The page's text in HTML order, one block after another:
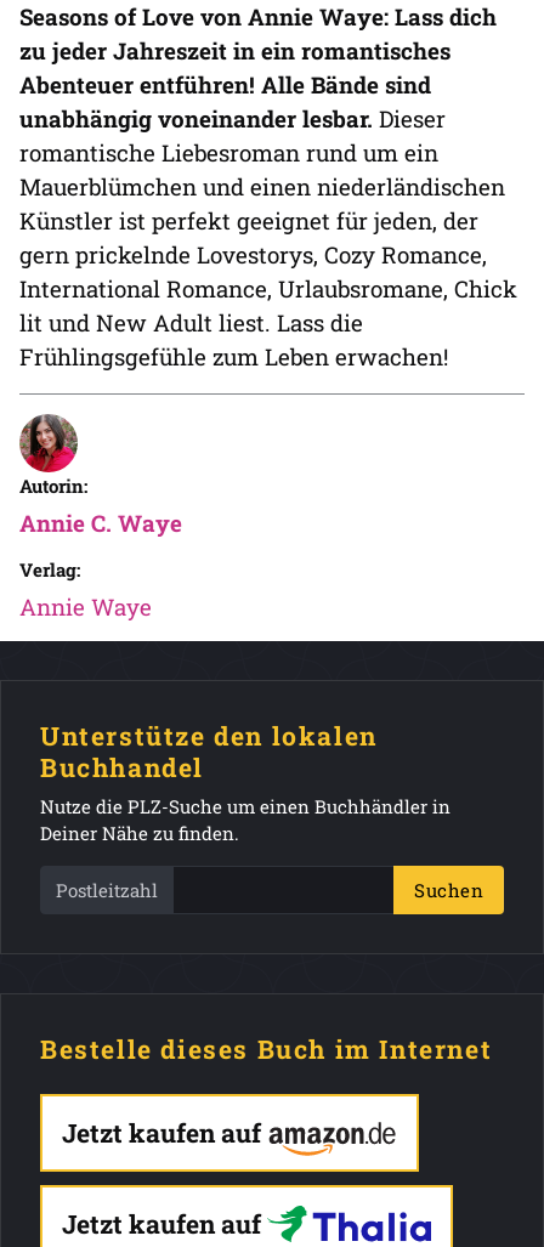
Seasons of Love von Annie Waye: Lass dich
zu jeder Jahreszeit in ein romantisches
Abenteuer entführen! Alle Bände sind
unabhängig voneinander lesbar. Dieser
romantische Liebesroman rund um ein
Mauerblümchen und einen niederländischen
Künstler ist perfekt geeignet für jeden, der
gern prickelnde Lovestorys, Cozy Romance,
International Romance, Urlaubsromane, Chick
lit und New Adult liest. Lass die
Frühlingsgefühle zum Leben erwachen!
Autorin:
Annie C. Waye
Verlag:
Annie Waye
Unterstütze den lokalen
Buchhandel
Nutze die PLZ-Suche um einen Buchhändler in
Deiner Nähe zu finden.
Postleitzahl Suchen
Bestelle dieses Buch im Internet
Jetzt kaufen auf
Jetzt kaufen auf